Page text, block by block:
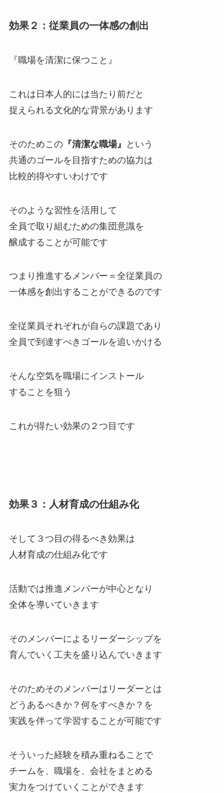
効果２：従業員の一体感の創出
『職場を清潔に保つこと』
これは日本人的には当たり前だと
捉えられる文化的な背景があります
そのためこの『清潔な職場』
という
共通のゴールを目指すための協力は
比較的得やすいわけです
そのような習性を活用して
全員で取り組むための集団意識を
醸成することが可能です
つまり推進するメンバー＝全従業員の
一体感を創出することができるのです
全従業員それぞれが自らの課題であり
全員で到達すべきゴールを追いかける
そんな空気を職場にインストール
することを狙う
これが得たい効果の２つ目です
効果３：人材育成の仕組み化
そして３つ目の得るべき効果は
人材育成の仕組み化です
活動では推進メンバーが中心となり
全体を導いていきます
そのメンバーによるリーダーシップを
育んでいく工夫を盛り込んでいきます
そのためそのメンバーはリーダーとは
どうあるべきか？何をすべきか？を
実践を伴って学習することが可能です
そういった経験を積み重ねることで
チームを、職場を、会社をまとめる
実力をつけていくことができます